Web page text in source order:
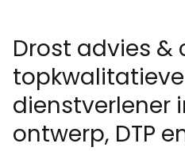
Drost advies &
topkwalitatieve
dienstverlener
ontwerp, DTP